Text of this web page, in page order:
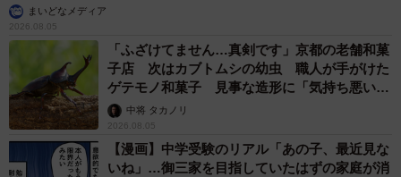
まいどなメディア
2026.08.05
「ふざけてません…真剣です」京都の老舗和菓
子店 次はカブトムシの幼虫 職人が手がけた
ゲテモノ和菓子 見事な造形に「気持ち悪いく
らいリアル」
中将 タカノリ
2026.08.05
【漫画】中学受験のリアル「あの子、最近見な
いね」…御三家を目指していたはずの家庭が消